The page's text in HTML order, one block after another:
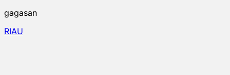
gagasan
RIAU